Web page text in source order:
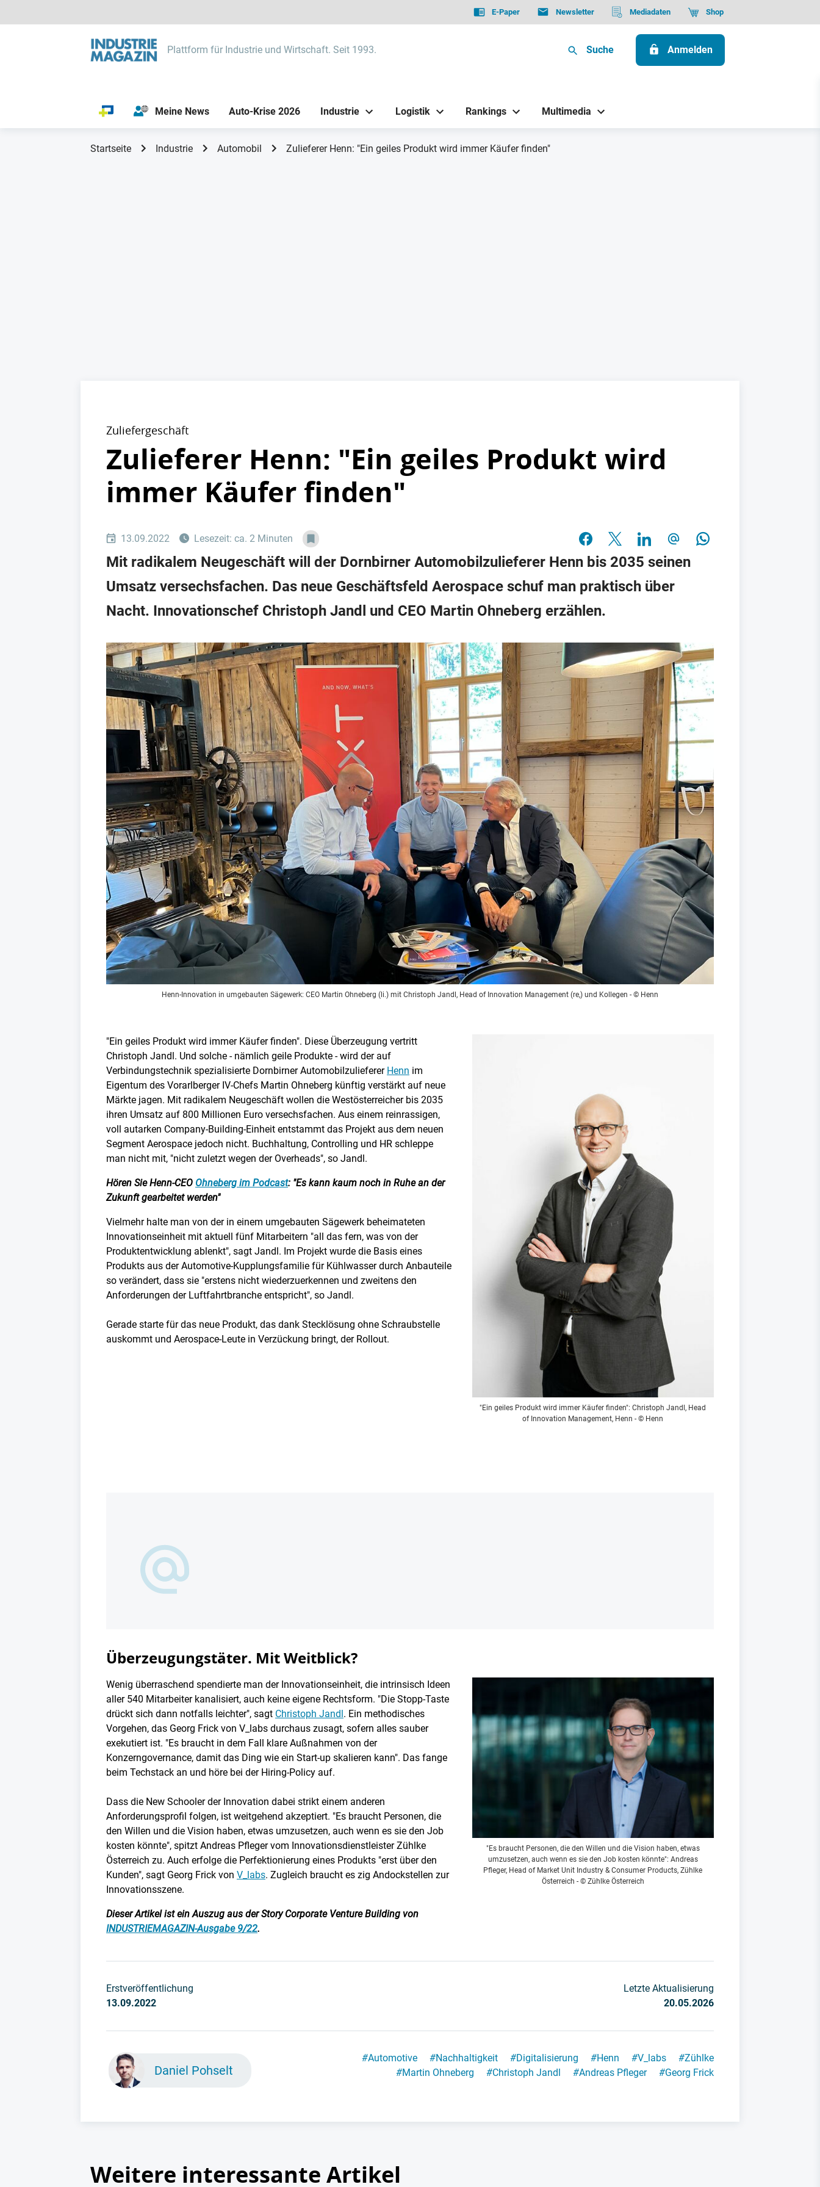
E-Paper Newsletter Mediadaten Shop
Plattform für Industrie und Wirtschaft. Seit 1993. Suche Anmelden
Meine News Auto-Krise 2026 Industrie Logistik Rankings Multimedia
Startseite Industrie Automobil Zulieferer Henn: "Ein geiles Produkt wird immer Käufer finden"
Zuliefergeschäft
Zulieferer Henn: "Ein geiles Produkt wird
immer Käufer finden"
13.09.2022 Lesezeit: ca. 2 Minuten
Mit radikalem Neugeschäft will der Dornbirner Automobilzulieferer Henn bis 2035 seinen
Umsatz versechsfachen. Das neue Geschäftsfeld Aerospace schuf man praktisch über
Nacht. Innovationschef Christoph Jandl und CEO Martin Ohneberg erzählen.
Henn-Innovation in umgebauten Sägewerk: CEO Martin Ohneberg (li.) mit Christoph Jandl, Head of Innovation Management (re,) und Kollegen - © Henn
"Ein geiles Produkt wird immer Käufer finden". Diese Überzeugung vertritt
Christoph Jandl. Und solche - nämlich geile Produkte - wird der auf
Verbindungstechnik spezialisierte Dornbirner Automobilzulieferer Henn im
Eigentum des Vorarlberger IV-Chefs Martin Ohneberg künftig verstärkt auf neue
Märkte jagen. Mit radikalem Neugeschäft wollen die Westösterreicher bis 2035
ihren Umsatz auf 800 Millionen Euro versechsfachen. Aus einem reinrassigen,
voll autarken Company-Building-Einheit entstammt das Projekt aus dem neuen
Segment Aerospace jedoch nicht. Buchhaltung, Controlling und HR schleppe
man nicht mit, "nicht zuletzt wegen der Overheads", so Jandl.
Hören Sie Henn-CEO Ohneberg im Podcast: "Es kann kaum noch in Ruhe an der
Zukunft gearbeitet werden"
Vielmehr halte man von der in einem umgebauten Sägewerk beheimateten
Innovationseinheit mit aktuell fünf Mitarbeitern "all das fern, was von der
Produktentwicklung ablenkt", sagt Jandl. Im Projekt wurde die Basis eines
Produkts aus der Automotive-Kupplungsfamilie für Kühlwasser durch Anbauteile
so verändert, dass sie "erstens nicht wiederzuerkennen und zweitens den
Anforderungen der Luftfahrtbranche entspricht", so Jandl.
Gerade starte für das neue Produkt, das dank Stecklösung ohne Schraubstelle
auskommt und Aerospace-Leute in Verzückung bringt, der Rollout.
"Ein geiles Produkt wird immer Käufer finden": Christoph Jandl, Head
of Innovation Management, Henn - © Henn
Überzeugungstäter. Mit Weitblick?
Wenig überraschend spendierte man der Innovationseinheit, die intrinsisch Ideen
aller 540 Mitarbeiter kanalisiert, auch keine eigene Rechtsform. "Die Stopp-Taste
drückt sich dann notfalls leichter", sagt Christoph Jandl. Ein methodisches
Vorgehen, das Georg Frick von V_labs durchaus zusagt, sofern alles sauber
exekutiert ist. "Es braucht in dem Fall klare Außnahmen von der
Konzerngovernance, damit das Ding wie ein Start-up skalieren kann". Das fange
beim Techstack an und höre bei der Hiring-Policy auf.
Dass die New Schooler der Innovation dabei strikt einem anderen
Anforderungsprofil folgen, ist weitgehend akzeptiert. "Es braucht Personen, die
den Willen und die Vision haben, etwas umzusetzen, auch wenn es sie den Job
kosten könnte", spitzt Andreas Pfleger vom Innovationsdienstleister Zühlke
Österreich zu. Auch erfolge die Perfektionierung eines Produkts "erst über den
Kunden", sagt Georg Frick von V_labs. Zugleich braucht es zig Andockstellen zur
Innovationsszene.
Dieser Artikel ist ein Auszug aus der Story Corporate Venture Building von
INDUSTRIEMAGAZIN-Ausgabe 9/22.
"Es braucht Personen, die den Willen und die Vision haben, etwas
umzusetzen, auch wenn es sie den Job kosten könnte": Andreas
Pfleger, Head of Market Unit Industry & Consumer Products, Zühlke
Österreich - © Zühlke Österreich
Erstveröffentlichung
13.09.2022
Letzte Aktualisierung
20.05.2026
Daniel Pohselt
#Automotive #Nachhaltigkeit #Digitalisierung #Henn #V_labs #Zühlke
#Martin Ohneberg #Christoph Jandl #Andreas Pfleger #Georg Frick
Weitere interessante Artikel